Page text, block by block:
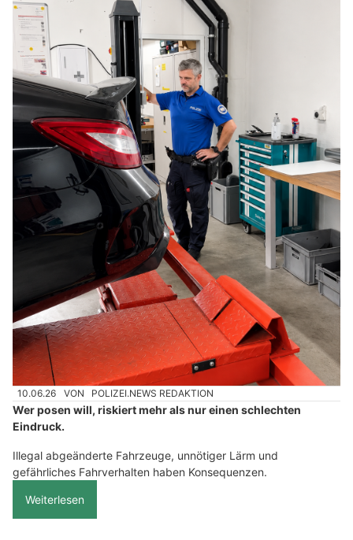
10.06.26 VON POLIZEI.NEWS REDAKTION
Wer posen will, riskiert mehr als nur einen schlechten
Eindruck.
Illegal abgeänderte Fahrzeuge, unnötiger Lärm und
gefährliches Fahrverhalten haben Konsequenzen.
Weiterlesen